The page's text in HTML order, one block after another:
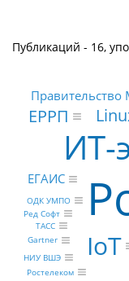
Публикаций - 16,
ИТ-
IoT
ЕРРП
ЕГАИС
Правительство
ОДК УМПО
Ред Софт
Ростелеком
ТАСС
Gartner
НИУ ВШЭ